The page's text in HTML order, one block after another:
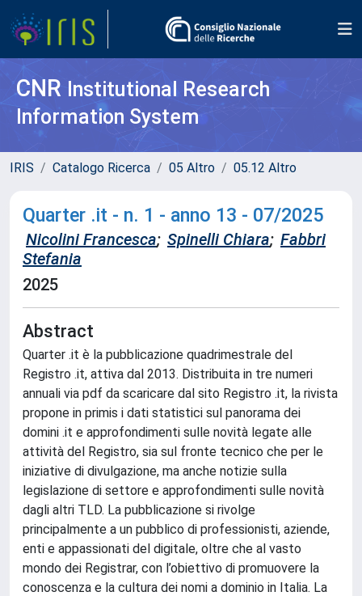
CNR Institutional Research
Information System
IRIS Catalogo Ricerca 05 Altro 05.12 Altro
Quarter .it - n. 1 - anno 13 - 07/2025
Nicolini Francesca; Spinelli Chiara; Fabbri
Stefania
2025
Abstract
Quarter .it è la pubblicazione quadrimestrale del
Registro .it, attiva dal 2013. Distribuita in tre numeri
annuali via pdf da scaricare dal sito Registro .it, la rivista
propone in primis i dati statistici sul panorama dei
domini .it e approfondimenti sulle novità legate alle
attività del Registro, sia sul fronte tecnico che per le
iniziative di divulgazione, ma anche notizie sulla
legislazione di settore e approfondimenti sulle novità
dagli altri TLD. La pubblicazione si rivolge
principalmente a un pubblico di professionisti, aziende,
enti e appassionati del digitale, oltre che al vasto
mondo dei Registrar, con l’obiettivo di promuovere la
conoscenza e la cultura dei nomi a dominio in Italia. La